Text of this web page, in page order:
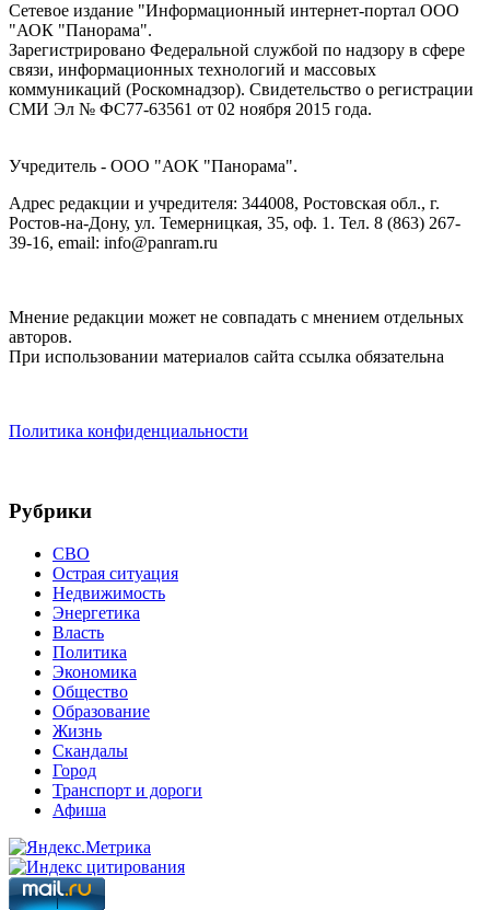
Сетевое издание "Информационный интернет-портал ООО
"АОК "Панорама".
Зарегистрировано Федеральной службой по надзору в сфере
связи, информационных технологий и массовых
коммуникаций (Роскомнадзор). Cвидетельство о регистрации
СМИ Эл № ФС77-63561 от 02 ноября 2015 года.
Учредитель - ООО "АОК "Панорама".
Адрес редакции и учредителя: 344008, Ростовская обл., г.
Ростов-на-Дону, ул. Темерницкая, 35, оф. 1. Тел. 8 (863) 267-
39-16, email: info@panram.ru
Мнение редакции может не совпадать с мнением отдельных
авторов.
При использовании материалов сайта ссылка обязательна
Политика конфиденциальности
Рубрики
СВО
Острая ситуация
Недвижимость
Энергетика
Власть
Политика
Экономика
Общество
Образование
Жизнь
Скандалы
Город
Транспорт и дороги
Афиша